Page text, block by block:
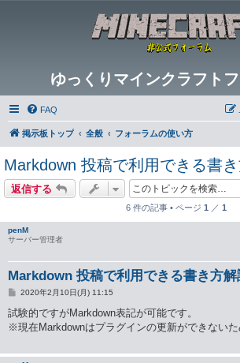
ゆっくりマインクラフト
FAQ
掲示板トップ 全般 フォーラムの使い方
Markdown 投稿で利用できる書
返信する
6 件の記事 • ページ 1 ／ 1
penM
サーバー管理者
Markdown 投稿で利用できる書き方解
投
記
事
2020年2月10日(月) 11:15
試験的ですがMarkdown表記が可能です。
※現在Markdownはプラグインの更新ができないた